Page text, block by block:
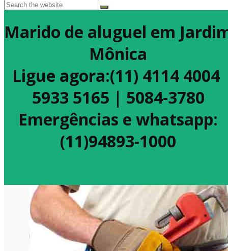
Marido de aluguel em
Mônica
Ligue agora:(11) 4114 4004
5933 5165 | 5084-3780
Emergências e whatsapp:
(11)94893-1000